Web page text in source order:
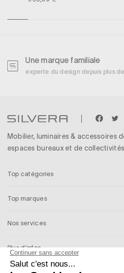
Une marque familiale
experte du design depuis plus
Mobilier, luminaires & accessoires
espaces bureaux et de collectivités
Top catégories
Top marques
Nos services
Plus d’infos